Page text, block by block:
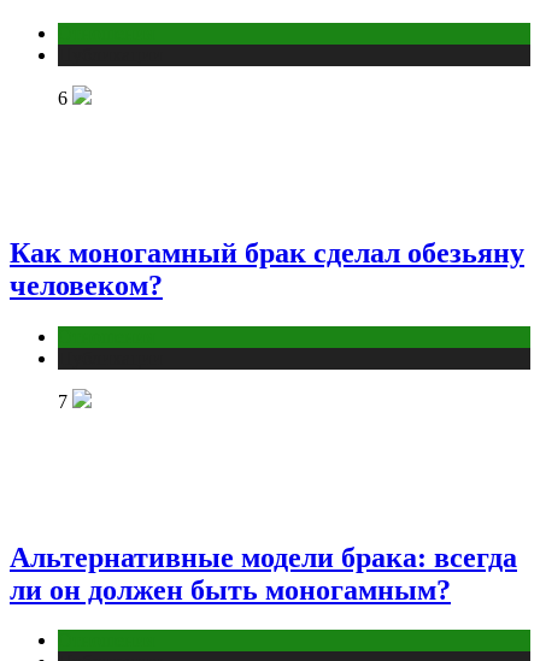
6
Как моногамный брак сделал обезьяну
человеком?
7
Альтернативные модели брака: всегда
ли он должен быть моногамным?